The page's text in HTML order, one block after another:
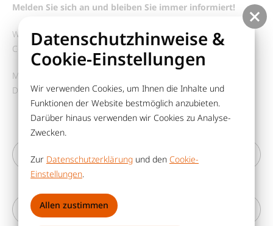
Melden Sie sich an und bleiben Sie immer informiert!
Wir freuen uns darauf, Sie als Teil unserer Newsletter-
Community begrüßen zu dürfen!
Mit besten Grüßen,
Das Team des Ludwig-Leichhardt-Gymnasiums Cottbus
Ihre E-Mail-Adresse
Für Newsletter
Datenschutzhinweise &
Cookie-Einstellungen
Wir verwenden Cookies, um Ihnen die Inhalte und
Funktionen der Website bestmöglich anzubieten.
Darüber hinaus verwenden wir Cookies zu Analyse-
Zwecken.
Zur Datenschutzerklärung und den Cookie-
Einstellungen.
Allen zustimmen